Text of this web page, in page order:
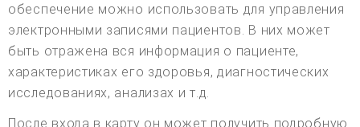
обеспечение можно использовать для управления
электронными записями пациентов. В них может
быть отражена вся информация о пациенте,
характеристиках его здоровья, диагностических
исследованиях, анализах и т.д.
После входа в карту он может получить подробную